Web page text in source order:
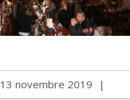
13 novembre 2019 |